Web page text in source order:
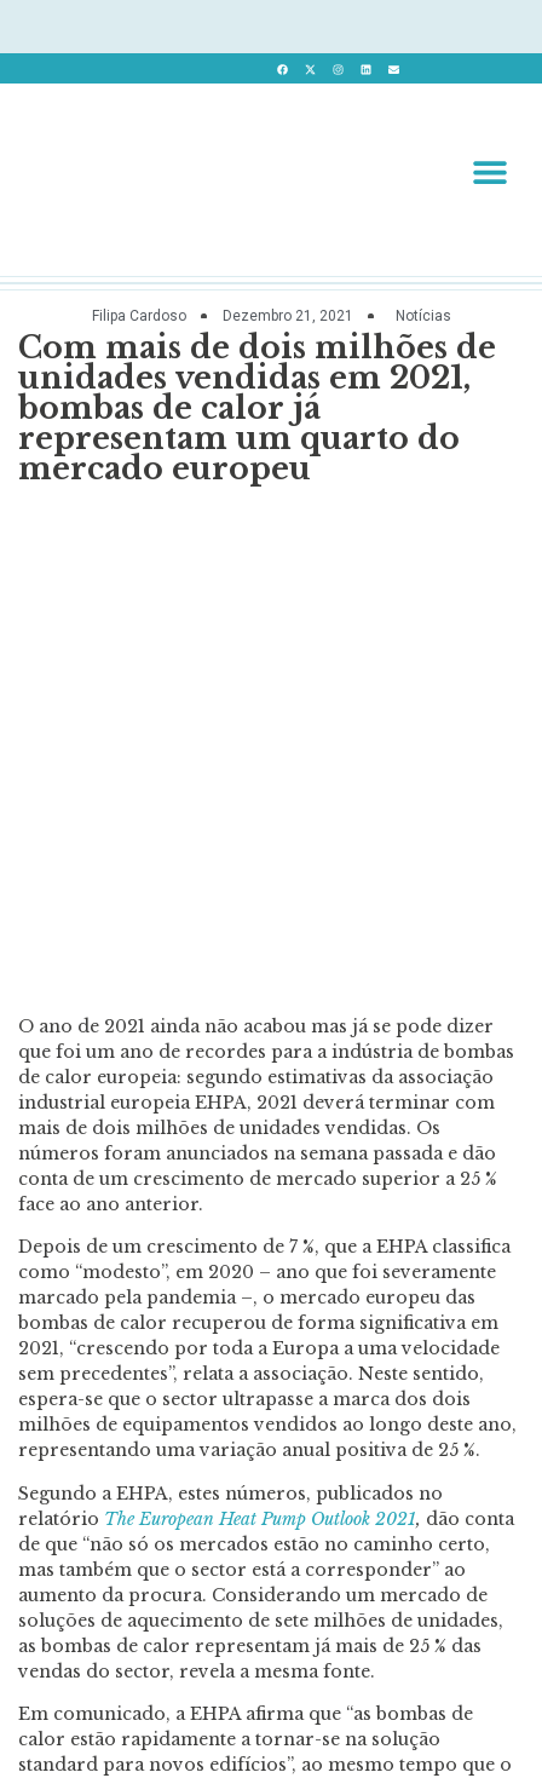
Filipa Cardoso Dezembro 21, 2021 Notícias
Com mais de dois milhões de
unidades vendidas em 2021,
bombas de calor já
representam um quarto do
mercado europeu
O ano de 2021 ainda não acabou mas já se pode dizer
que foi um ano de recordes para a indústria de bombas
de calor europeia: segundo estimativas da associação
industrial europeia EHPA, 2021 deverá terminar com
mais de dois milhões de unidades vendidas. Os
números foram anunciados na semana passada e dão
conta de um crescimento de mercado superior a 25 %
face ao ano anterior.
Depois de um crescimento de 7 %, que a EHPA classifica
como “modesto”, em 2020 – ano que foi severamente
marcado pela pandemia –, o mercado europeu das
bombas de calor recuperou de forma significativa em
2021, “crescendo por toda a Europa a uma velocidade
sem precedentes”, relata a associação. Neste sentido,
espera-se que o sector ultrapasse a marca dos dois
milhões de equipamentos vendidos ao longo deste ano,
representando uma variação anual positiva de 25 %.
Segundo a EHPA, estes números, publicados no
relatório The European Heat Pump Outlook 2021, dão conta
de que “não só os mercados estão no caminho certo,
mas também que o sector está a corresponder” ao
aumento da procura. Considerando um mercado de
soluções de aquecimento de sete milhões de unidades,
as bombas de calor representam já mais de 25 % das
vendas do sector, revela a mesma fonte.
Em comunicado, a EHPA afirma que “as bombas de
calor estão rapidamente a tornar-se na solução
standard para novos edifícios”, ao mesmo tempo que o